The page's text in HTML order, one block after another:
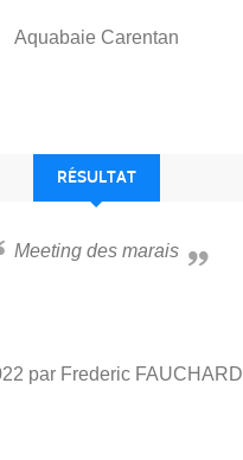
Aquabaie Carentan
RÉSULTAT
Meeting des marais
par Frederic FAUCHARD